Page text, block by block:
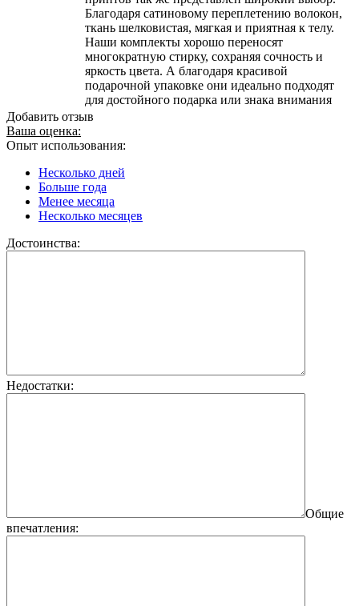
Благодаря сатиновому переплетению волокон,
ткань шелковистая, мягкая и приятная к телу.
Наши комплекты хорошо переносят
многократную стирку, сохраняя сочность и
яркость цвета. А благодаря красивой
подарочной упаковке они идеально подходят
для достойного подарка или знака внимания
Добавить отзыв
Ваша оценка:
Опыт использования:
Несколько дней
Больше года
Менее месяца
Несколько месяцев
Достоинства:
Недостатки:
Общие
впечатления: